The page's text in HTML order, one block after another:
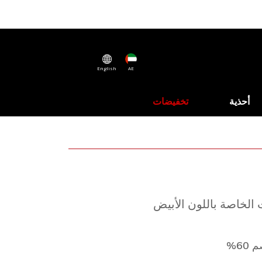
AE
English
أحذية تخفيضات
الخاصة باللون الأبيض